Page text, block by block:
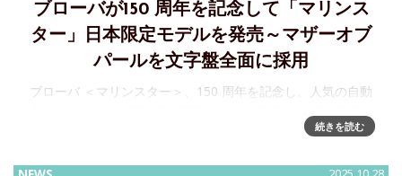
ブローバが150 周年を記念して「マリンス
ター」日本限定モデルを発売～マザーオブ
パールを文字盤全面に採用
ブローバ ＜マリンスター＞、150 周年を記念し、人気の自動
予定2025 年、アメリカ時計ブランド“BULOVA（ブロー
続きを読む